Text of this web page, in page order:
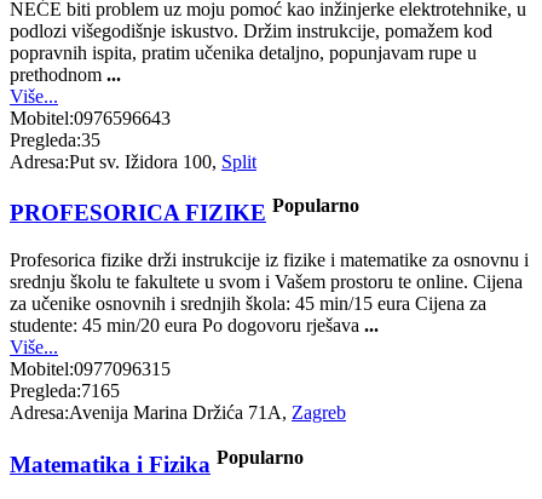
NEĆE biti problem uz moju pomoć kao inžinjerke elektrotehnike, u
podlozi višegodišnje iskustvo. Držim instrukcije, pomažem kod
popravnih ispita, pratim učenika detaljno, popunjavam rupe u
prethodnom ...
Više...
Mobitel:0976596643
Pregleda:35
Adresa:Put sv. Ižidora 100, Split
PROFESORICA FIZIKE Popularno
Profesorica fizike drži instrukcije iz fizike i matematike za osnovnu i
srednju školu te fakultete u svom i Vašem prostoru te online. Cijena
za učenike osnovnih i srednjih škola: 45 min/15 eura Cijena za
studente: 45 min/20 eura Po dogovoru rješava ...
Više...
Mobitel:0977096315
Pregleda:7165
Adresa:Avenija Marina Držića 71A, Zagreb
Matematika i Fizika Popularno